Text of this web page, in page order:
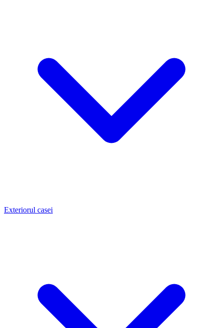
Exteriorul casei